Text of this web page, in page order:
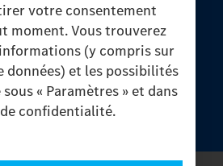
votre consentement
moment. Vous trouverez
(y compris sur
données) et les possibilités
« Paramètres » et dans
confidentialité.
valeur